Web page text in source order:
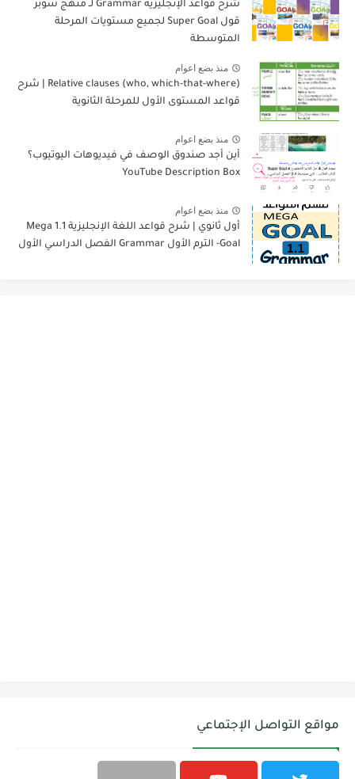
شرح قواعد الإنجليزية Grammar لـ منهج سوبر
قول Super Goal لجميع مستويات المرحلة
المتوسطة
منذ بضع اعوام
Relative clauses (who, which-that-where) | شرح
قواعد المستوى الأول للمرحلة الثانوية
منذ بضع اعوام
أين أجد صندوق الوصف في فيديوهات اليوتيوب؟
YouTube Description Box
منذ بضع اعوام
أول ثانوي | شرح قواعد اللغة الإنجليزية 1.1 Mega
Goal- الترم الأول Grammar الفصل الدراسي الأول
مواقع التواصل الإجتماعي